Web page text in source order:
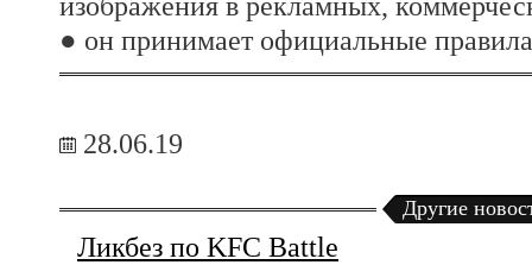
● он принимает официальные
28.06.19
Другие
Ликбез по KFC Battle